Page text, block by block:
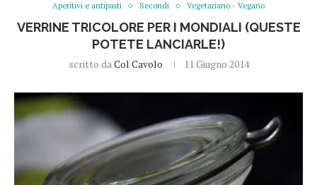
Aperitivi e antipasti Secondi Vegetariano - Vegano
VERRINE TRICOLORE PER I MONDIALI (QUESTE
POTETE LANCIARLE!)
scritto daCol Cavolo 11 Giugno 2014